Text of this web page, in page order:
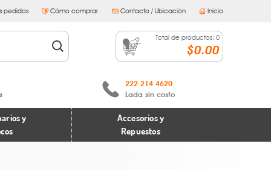
pedidos Cómo comprar Contacto / Ubicación Inicio
Total de productos: 0
$0.00
222 214 4620
Lada sin costo
y
Accesorios y
Repuestos